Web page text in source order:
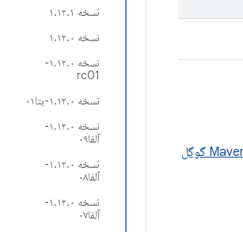
نسخه ۱.۱۲.۱
نسخه ۱.۱۲.۰
نسخه ۱.۱۲.۰-
rc01
نسخه ۱.۱۲.۰-بتا۰۱
نسخه ۱.۱۲.۰-
آلفا۰۹
نسخه ۱.۱۲.۰-
آلفا۰۸
نسخه ۱.۱۲.۰-
آلفا۰۷
مخزن Maven گوگل